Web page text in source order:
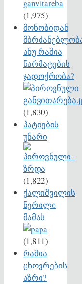
(1,975)
მონობიდან
ანუ რაშია
წარმატების
ჯადოქრობა?
(1,830)
პატიების
უნარი
(1,822)
ქალიშვილის
წერილი
მამას
(1,811)
რაშია
ცხოვრების
აზრი?